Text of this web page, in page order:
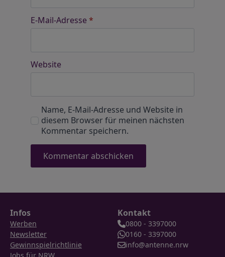
E-Mail-Adresse *
Website
Name, E-Mail-Adresse und Website in
diesem Browser für meinen nächsten
Kommentar speichern.
Infos
Werben
Newsletter
Gewinnspielrichtlinie
Kontakt
0800 - 3397000
0160 - 3397000
info@antenne.nrw